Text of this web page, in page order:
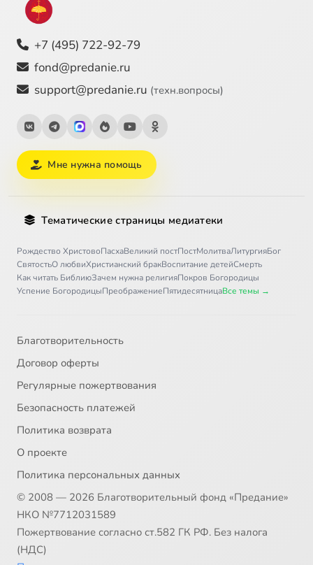
+7 (495) 722-92-79
fond@predanie.ru
support@predanie.ru (техн.вопросы)
Мне нужна помощь
Тематические страницы медиатеки
Рождество ХристовоПасхаВеликий постПостМолитваЛитургияБог
СвятостьО любвиХристианский бракВоспитание детейСмерть
Как читать БиблиюЗачем нужна религияПокров Богородицы
Успение БогородицыПреображениеПятидесятницаВсе темы →
Благотворительность
Договор оферты
Регулярные пожертвования
Безопасность платежей
Политика возврата
О проекте
Политика персональных данных
© 2008 — 2026 Благотворительный фонд «Предание»
НКО №7712031589
Пожертвование согласно ст.582 ГК РФ. Без налога
(НДС)